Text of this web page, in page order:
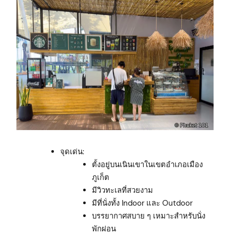
จุดเด่น:
ตั้งอยู่บนเนินเขาในเขตอำเภอเมือง
ภูเก็ต
มีวิวทะเลที่สวยงาม
มีที่นั่งทั้ง Indoor และ Outdoor
บรรยากาศสบาย ๆ เหมาะสำหรับนั่ง
พักผ่อน